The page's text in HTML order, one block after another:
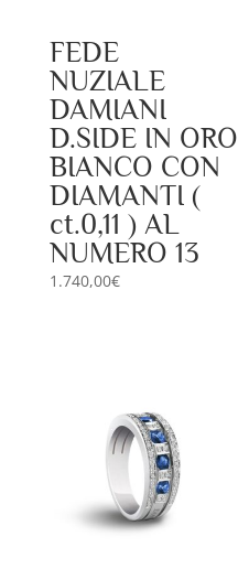
FEDE
NUZIALE
DAMIANI
D.SIDE IN ORO
BIANCO CON
DIAMANTI (
ct.0,11 ) AL
NUMERO 13
1.740,00€